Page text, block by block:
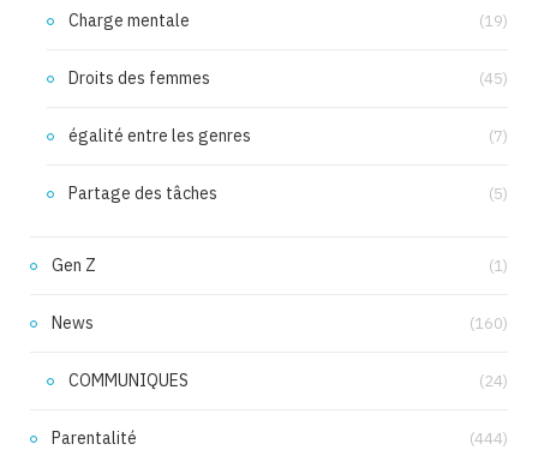
Charge mentale (19)
Droits des femmes (45)
égalité entre les genres (7)
Partage des tâches (5)
Gen Z (1)
News (160)
COMMUNIQUES (24)
Parentalité (444)